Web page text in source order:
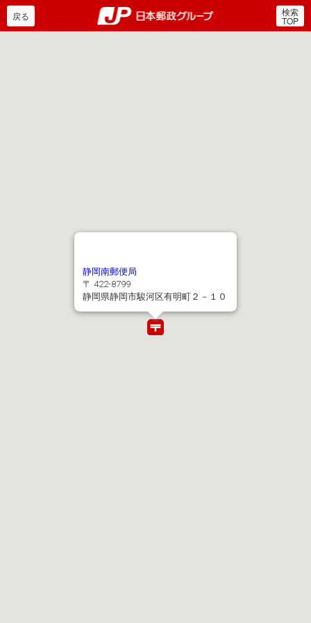
郵便局・日本郵政グルー
戻る 検索
TOP
静岡南郵便局
〒 422-8799
静岡県静岡市駿河区有明町２－１０